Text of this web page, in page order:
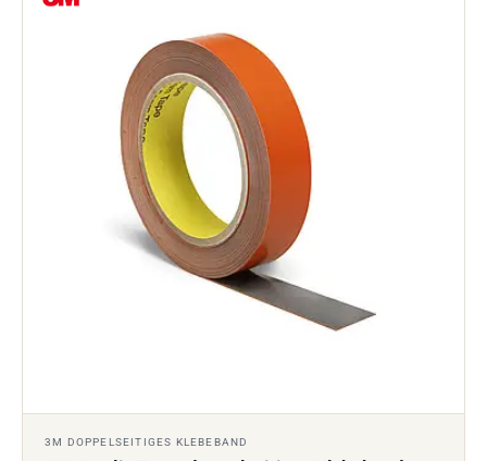
3M DOPPELSEITIGES KLEBEBAND